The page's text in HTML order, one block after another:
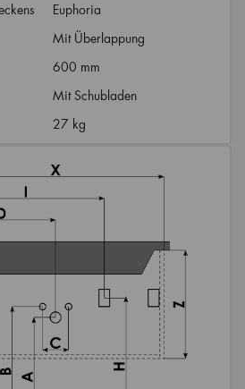
Euphoria
Mit Überlappung
600 mm
Mit Schubladen
27 kg